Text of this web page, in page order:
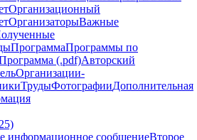
Организационный
ОрганизаторыВажные
ПрограммаПрограммы по
(.pdf)Авторский
Организации-
ТрудыФотографииДополнительная
информационное сообщениеВторое